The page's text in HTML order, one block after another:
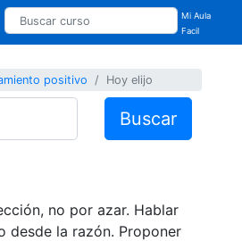
Mi Aula
Facil
positivo Hoy elijo
Buscar
no por azar. Hablar
desde la razón. Proponer